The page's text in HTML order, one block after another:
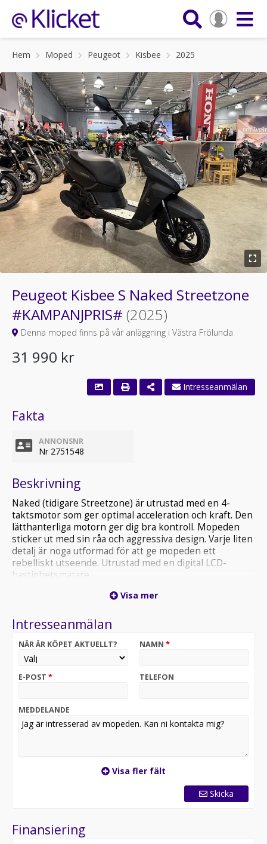
Hem Moped Peugeot Kisbee 2025
Peugeot Kisbee S Naked Streetzone
#KAMPANJPRIS# (2025)
Denna moped finns på vår anläggning i Västra Frölunda
31 990 kr
Fakta
ANNONSNR
Nr 2751548
Beskrivning
Naked (tidigare Streetzone) är utrustad med en 4-
taktsmotor som ger optimal acceleration och kraft. Den
lätthanterliga motorn ger dig bra kontroll. Mopeden
sticker ut med sin råa och aggressiva design. Varje liten
detalj är noga utformad för att ge mopeden ett
rebelliskt utseende. Utrustad med en digital LCD-
hastighetsmätare
Vi har nöjet att kunna erbjuda denna Peugeot Kisbee S
Vi köper – förmedlar - förmedling och byter in er mc,
ATV eller moped.
våra fordon.
Honda Mc Center Göteborg.
Ring oss på 031-7466070
Visa mer
Intresseanmälan
NÄR ÄR KÖPET AKTUELLT? NAMN *
E-POST * TELEFON
MEDDELANDE
Visa fler fält
Skicka
Finansiering